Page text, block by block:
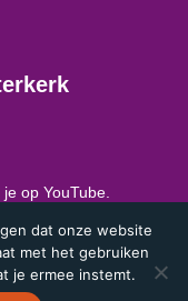
je op YouTube
dat onze website
met het gebruiken
je ermee instemt.